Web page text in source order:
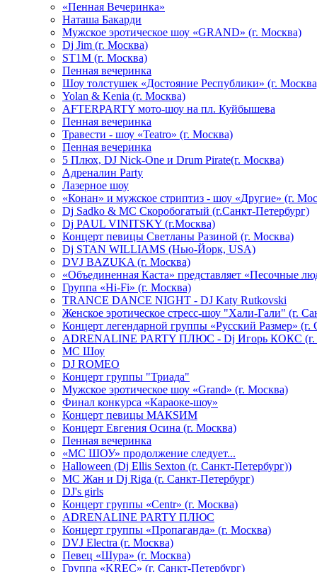
«Пенная Вечеринка»
Hаташа Бакарди
Мужское эротическое шоу «GRAND» (г. Москва)
Dj Jim (г. Москва)
ST1M (г. Москва)
Пенная вечеринка
Шоу толстушек «Достояние Республики» (г.
Yolan & Kenia (г. Москва)
AFTERPARTY мото-шоу на пл. Куйбышева
Пенная вечеринка
Травести - шоу «Teatro» (г. Москва)
Пенная вечеринка
5 Плюх, DJ Nick-One и Drum Pirate(г. Москва)
Адреналин Party
Лазерное шоу
«Конан» и мужское стриптиз - шоу «Другие» (г.
Dj Sadko & МС Скоробогатый (г.Санкт-Петербург)
Dj PAUL VINITSKY (г.Москва)
Концерт певицы Светланы Разиной (г. Москва)
Dj STAN WILLIAMS (Нью-Йорк, USA)
DVJ BAZUKA (г. Москва)
«Объединенная Каста» представляет «Песочные
Группа «Hi-Fi» (г. Москва)
TRANCE DANCE NIGHT - DJ Katy Rutkovski
Женское эротическое стресс-шоу "Хали-Гали" (г.
Концерт легендарной группы «Русский Размер» (г.
ADRENALINE PARTY ПЛЮС - Dj Игорь КОКС (г.
MC Шоу
DJ ROMEO
Концерт группы "Триада"
Мужское эротическое шоу «Grand» (г. Москва)
Финал конкурса «Караоке-шоу»
Концерт певицы МАКSИМ
Концерт Евгения Осина (г. Москва)
Пенная вечеринка
«МС ШОУ» продолжение следует...
Halloween (Dj Ellis Sexton (г. Санкт-Петербург))
МС Жан и Dj Riga (г. Санкт-Петербург)
DJ's girls
Концерт группы «Centr» (г. Москва)
ADRENALINE PARTY ПЛЮС
Концерт группы «Пропаганда» (г. Москва)
DVJ Electra (г. Москва)
Певец «Шура» (г. Москва)
Группа «KREC» (г. Санкт-Петербург)